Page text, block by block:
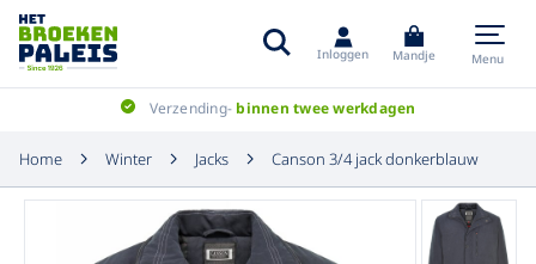
Inloggen Mandje Menu
Verzending- binnen twee werkdagen
Home Winter Jacks Canson 3/4 jack donkerblauw